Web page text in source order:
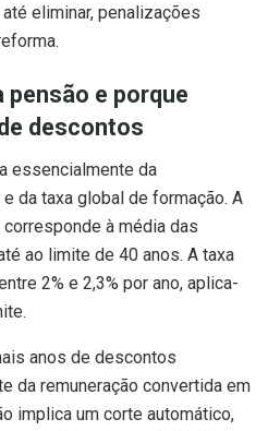
eliminar, penalizações
pensão e porque
descontos
essencialmente da
da taxa global de formação. A
à média das
ao limite de 40 anos. A taxa
2% e 2,3% por ano, aplica-
anos de descontos
da remuneração convertida em
implica um corte automático,